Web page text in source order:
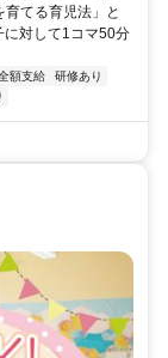
てる育児法」と
に対して1コマ50分
額支給
研修あり